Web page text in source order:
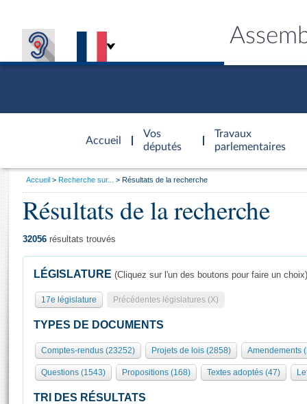
Accueil
d'accueil
Vos
députés
Travaux
parlementaires
Présidence
577 députés
Groupes politiques
Séance publique
Commissions et autres organes
Europe et International
Général
Rôle et pouvoirs de l'Assemblée
Organisation de l'Assemblée
Présidence Conférence des Présidents Bureau Collège des
Visiter l'Assemblée
Visite virtuelle du palais Bourbon
Assister à une séance
Vous
Accueil Recherche sur... Résultats de la recherche
Résultats de la recherche
32056 résultats trouvés
LÉGISLATURE (Cliquez sur l'un des boutons pour faire un choix)
17e législature Précédentes législatures (X)
TYPES DE DOCUMENTS
Comptes-rendus (23252) Projets de lois (2858) Amendements
Questions (1543) Propositions (168) Textes adoptés (47)
TRI DES RÉSULTATS